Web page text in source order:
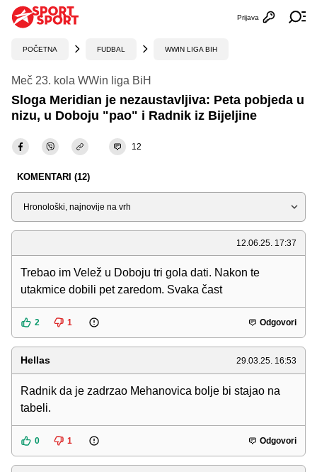
Otvori
Prijava
POČETNA FUDBAL WWIN LIGA BIH
Meč 23. kola WWin liga BiH
Sloga Meridian je nezaustavljiva: Peta pobjeda u
nizu, u Doboju "pao" i Radnik iz Bijeljine
12
KOMENTARI (12)
Sortiraj
12.06.25. 17:37
Trebao im Velež u Doboju tri gola dati. Nakon te
utakmice dobili pet zaredom. Svaka čast
2 1 Odgovori
Hellas 29.03.25. 16:53
Radnik da je zadrzao Mehanovica bolje bi stajao na
tabeli.
0 1 Odgovori